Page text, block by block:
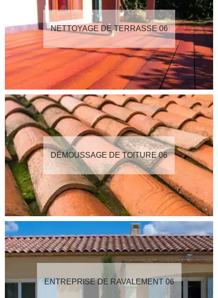
NETTOYAGE DE TERRASSE 06
DÉMOUSSAGE DE TOITURE 06
ENTREPRISE DE RAVALEMENT 06